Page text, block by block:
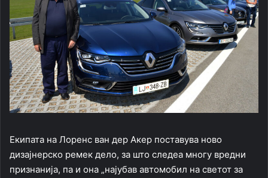
Екипата на Лоренс ван дер Акер поставува ново
дизајнерско ремек дело, за што следеа многу вредни
признанија, па и она „најубав автомобил на светот за